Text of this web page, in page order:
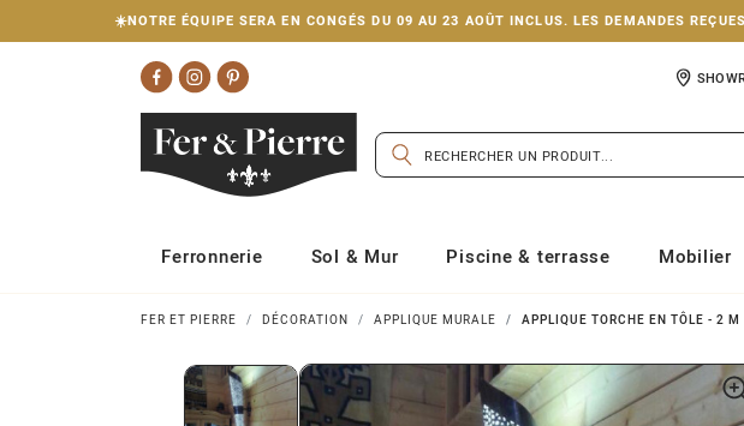
☀️NOTRE ÉQUIPE SERA EN CONGÉS DU 09 AU 23 AOÛT INCLUS. LES DEMANDES
Ferronnerie Sol & Mur Piscine & terrasse Mobilier
FER ET PIERRE DÉCORATION APPLIQUE MURALE APPLIQUE TORCHE EN TÔLE - 2 M